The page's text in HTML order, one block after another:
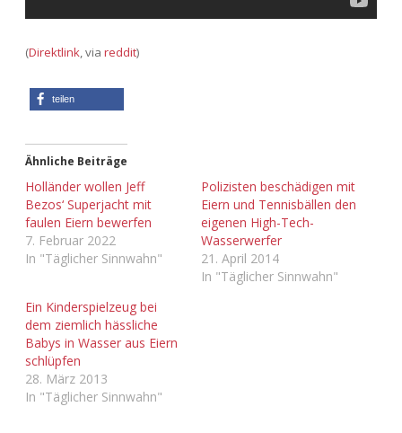
Adventskalender 2021
Adventskalender 2022
Adventskalender 2023
Adventskalender 2024
(Direktlink, via reddit)
teilen
Ähnliche Beiträge
Holländer wollen Jeff
Bezos‘ Superjacht mit
faulen Eiern bewerfen
7. Februar 2022
In "Täglicher Sinnwahn"
Polizisten beschädigen mit
Eiern und Tennisbällen den
eigenen High-Tech-
Wasserwerfer
21. April 2014
In "Täglicher Sinnwahn"
Ein Kinderspielzeug bei
dem ziemlich hässliche
Babys in Wasser aus Eiern
schlüpfen
28. März 2013
In "Täglicher Sinnwahn"